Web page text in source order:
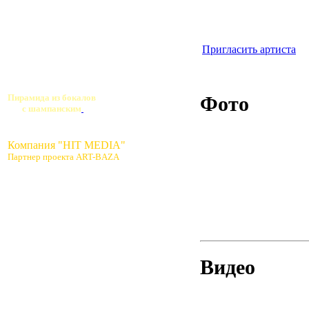
Пирамида из бокалов
с шампанским
Компания "HIT MEDIA"
Партнер проекта ART-BAZA
Пригласить артиста
Фото
Видео